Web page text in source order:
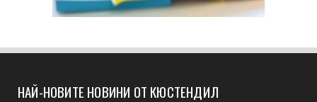
НАЙ-НОВИТЕ НОВИНИ ОТ КЮСТЕНДИЛ